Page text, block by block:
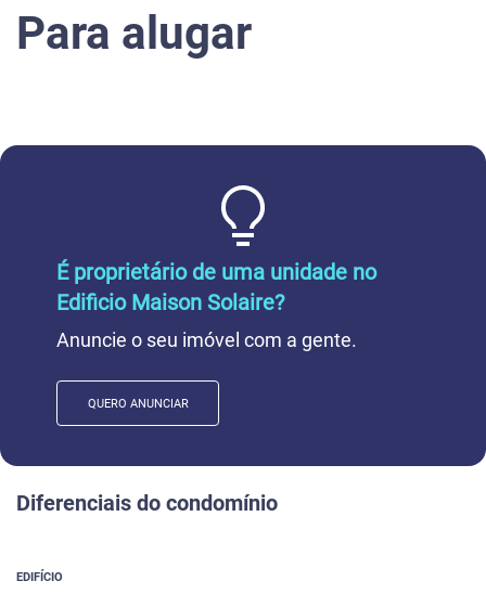
Para alugar
É proprietário de uma unidade no
Edificio Maison Solaire?
Anuncie o seu imóvel com a gente.
QUERO ANUNCIAR
Diferenciais do condomínio
EDIFÍCIO